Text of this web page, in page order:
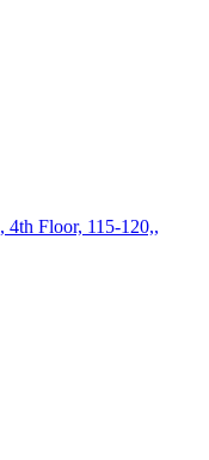
, 4th Floor, 115-120,,